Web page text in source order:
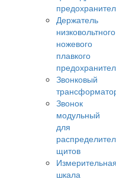
Держатель
низковольтного
ножевого
плавкого
Звонковый
Звонок
модульный
для
щитов
Измерительная
шкала